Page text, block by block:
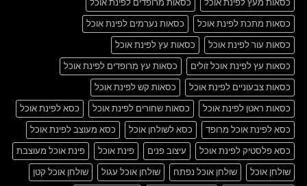
כסאות מעץ לפינת אוכל כסאות מרופדים לפינת אוכל
כסאות מתכת לפינת אוכל כסאות נערמים לפינת אוכל
כסאות עור לפינת אוכל כסאות עץ לפינת אוכל
כסאות עץ לפינת אוכל זולים כסאות עץ מרופדים לפינת אוכל
כסאות צבעוניים לפינת אוכל כסאות קש לפינת אוכל
כסאות ראטן לפינת אוכל כסאות שחורים לפינת אוכל כסא לפינת אוכל
כסא לפינת אוכל מרופד כסא לשולחן אוכל כסא מעוצב לפינת אוכל
כסא פלסטיק לפינת אוכל עיצוב פנים פינת אוכל פינת אוכל מעוצבת
שולחן אוכל שולחן אוכל נפתח שולחן אוכל עגול שולחן אוכל קטן